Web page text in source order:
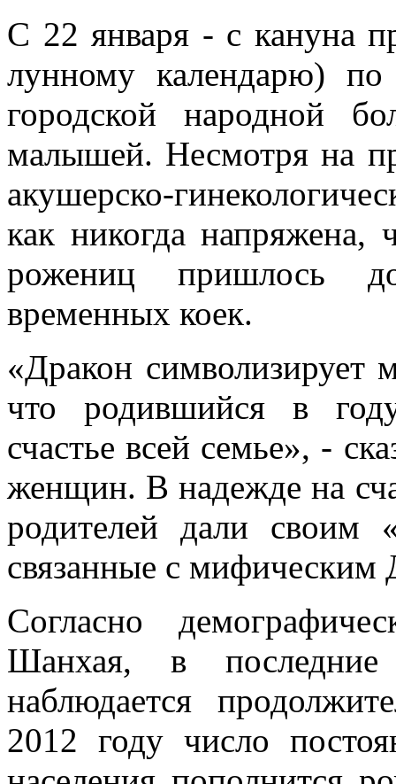
С 22 января - с кануна
лунному календарю)
городской народной
малышей. Несмотря на
акушерско-
как никогда напряжена,
рожениц пришлось
временных коек.
«Дракон символизирует
что родившийся в
счастье всей семье», -
женщин. В надежде на
родителей дали своим
связанные с мифическим
Согласно
Шанхая, в
наблюдается
2012 году число